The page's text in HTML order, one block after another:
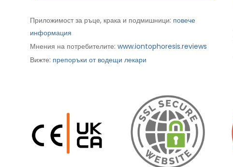
Приложимост за ръце, крака и подмишници: повече
информация
Мнения на потребителите: www.iontophoresis.reviews
Вижте: препоръки от водещи лекари